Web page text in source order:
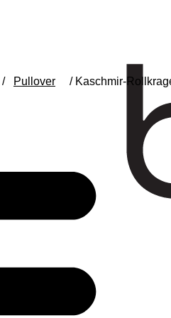
/ Pullover / Kaschmir-